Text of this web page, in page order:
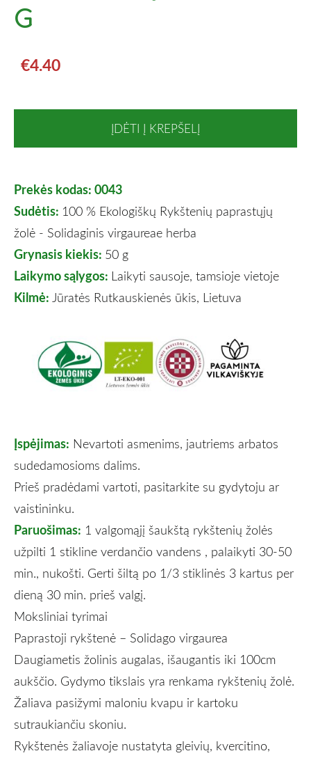
G
€4.40
ĮDĖTI Į KREPŠELĮ
Prekės kodas: 0043
Sudėtis: 100 % Ekologiškų Rykštenių paprastųjų
žolė - Solidaginis virgaureae herba
Grynasis kiekis: 50 g
Laikymo sąlygos: Laikyti sausoje, tamsioje vietoje
Kilmė: Jūratės Rutkauskienės ūkis, Lietuva
Įspėjimas: Nevartoti asmenims, jautriems arbatos
sudedamosioms dalims.
Prieš pradėdami vartoti, pasitarkite su gydytoju ar
vaistininku.
Paruošimas: 1 valgomąjį šaukštą rykštenių žolės
užpilti 1 stikline verdančio vandens , palaikyti 30-50
min., nukošti. Gerti šiltą po 1/3 stiklinės 3 kartus per
dieną 30 min. prieš valgį.
Moksliniai tyrimai
Paprastoji rykštenė – Solidago virgaurea
Daugiametis žolinis augalas, išaugantis iki 100cm
aukščio. Gydymo tikslais yra renkama rykštenių žolė.
Žaliava pasižymi maloniu kvapu ir kartoku
sutraukiančiu skoniu.
Rykštenės žaliavoje nustatyta gleivių, kvercitino,